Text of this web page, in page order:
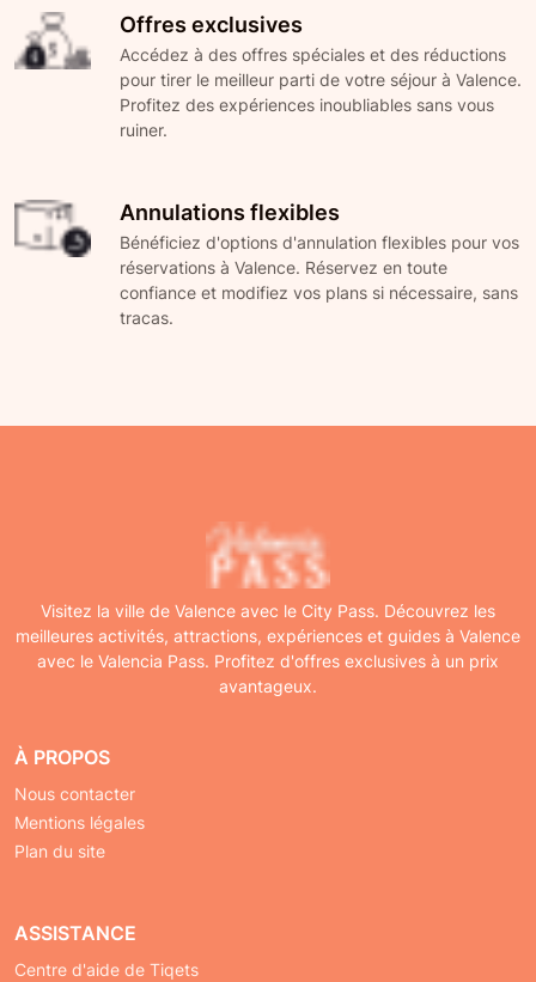
Offres exclusives
Accédez à des offres spéciales et des réductions
pour tirer le meilleur parti de votre séjour à Valence.
Profitez des expériences inoubliables sans vous
ruiner.
Annulations flexibles
Bénéficiez d'options d'annulation flexibles pour vos
réservations à Valence. Réservez en toute
confiance et modifiez vos plans si nécessaire, sans
tracas.
Visitez la ville de Valence avec le City Pass. Découvrez les
meilleures activités, attractions, expériences et guides à Valence
avec le Valencia Pass. Profitez d'offres exclusives à un prix
avantageux.
À PROPOS
Nous contacter
Mentions légales
Plan du site
ASSISTANCE
Centre d'aide de Tiqets